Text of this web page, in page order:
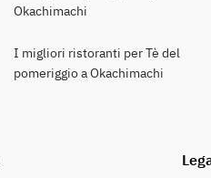
Okachimachi
I migliori ristoranti per Tè del
pomeriggio a Okachimachi